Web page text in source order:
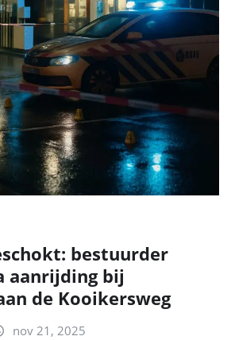
bestuurder
aanrijding bij
de Kooikersweg
nov 21, 2025